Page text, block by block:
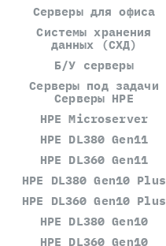
Серверы для офиса
Системы хранения
данных (СХД)
Б/У серверы
Серверы под задачи
Серверы HPE
HPE Microserver
HPE DL380 Gen11
HPE DL360 Gen11
HPE DL380 Gen10 Plus
HPE DL360 Gen10 Plus
HPE DL380 Gen10
HPE DL360 Gen10